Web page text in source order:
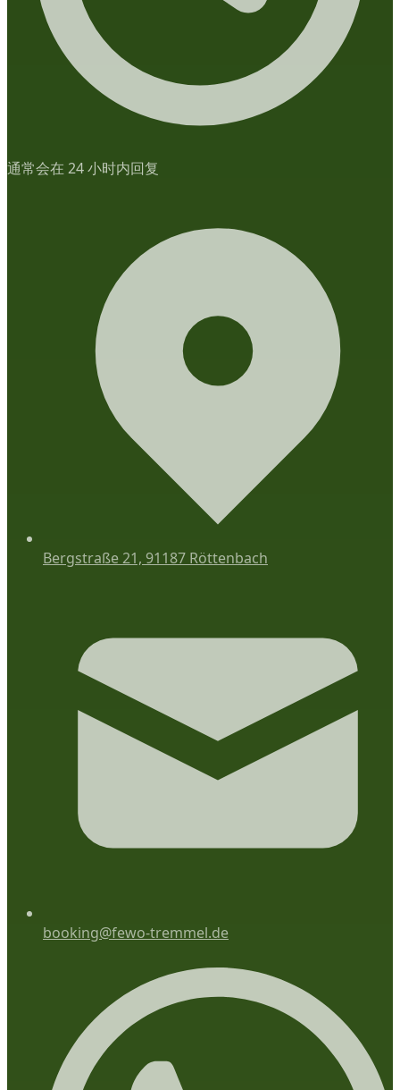
通常会在 24 小时内回复
Bergstraße 21, 91187 Röttenbach
booking@fewo-tremmel.de